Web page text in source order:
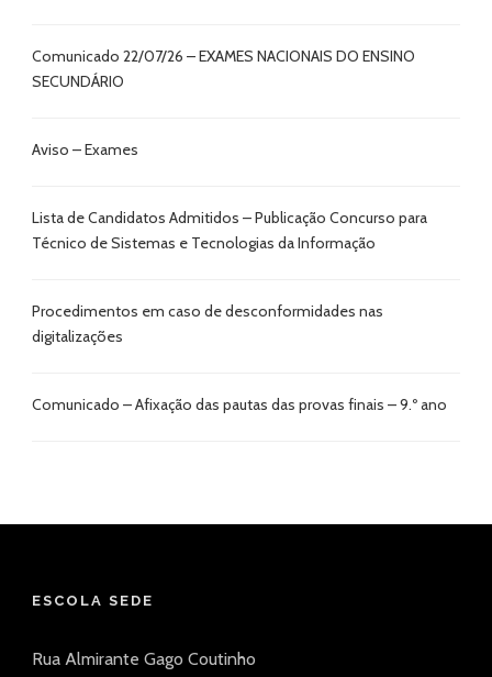
Comunicado 22/07/26 – EXAMES NACIONAIS DO ENSINO
SECUNDÁRIO
Aviso – Exames
Lista de Candidatos Admitidos – Publicação Concurso para
Técnico de Sistemas e Tecnologias da Informação
Procedimentos em caso de desconformidades nas
digitalizações
Comunicado – Afixação das pautas das provas finais – 9.º ano
ESCOLA SEDE
Rua Almirante Gago Coutinho